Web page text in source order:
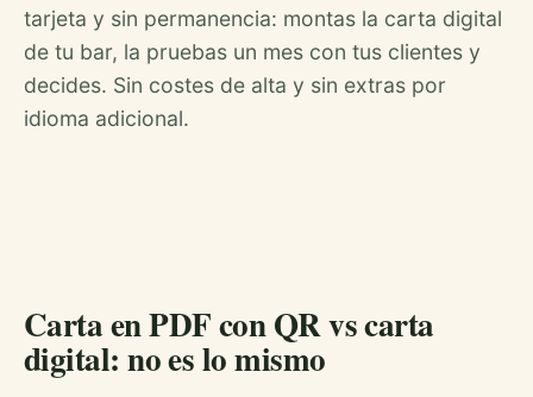
tarjeta y sin permanencia: montas la carta digital
de tu bar, la pruebas un mes con tus clientes y
decides. Sin costes de alta y sin extras por
idioma adicional.
Carta en PDF con QR vs carta
digital: no es lo mismo